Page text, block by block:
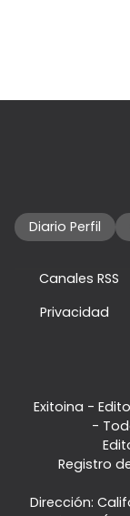
Diario Perfil
Canales RSS
Privacidad
Exitoina -
-
Registro
Dirección: